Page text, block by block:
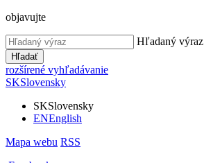
objavujte
Hľadaný výraz
Hľadať
rozšírené vyhľadávanie
SKSlovensky
SKSlovensky
ENEnglish
Mapa webu RSS